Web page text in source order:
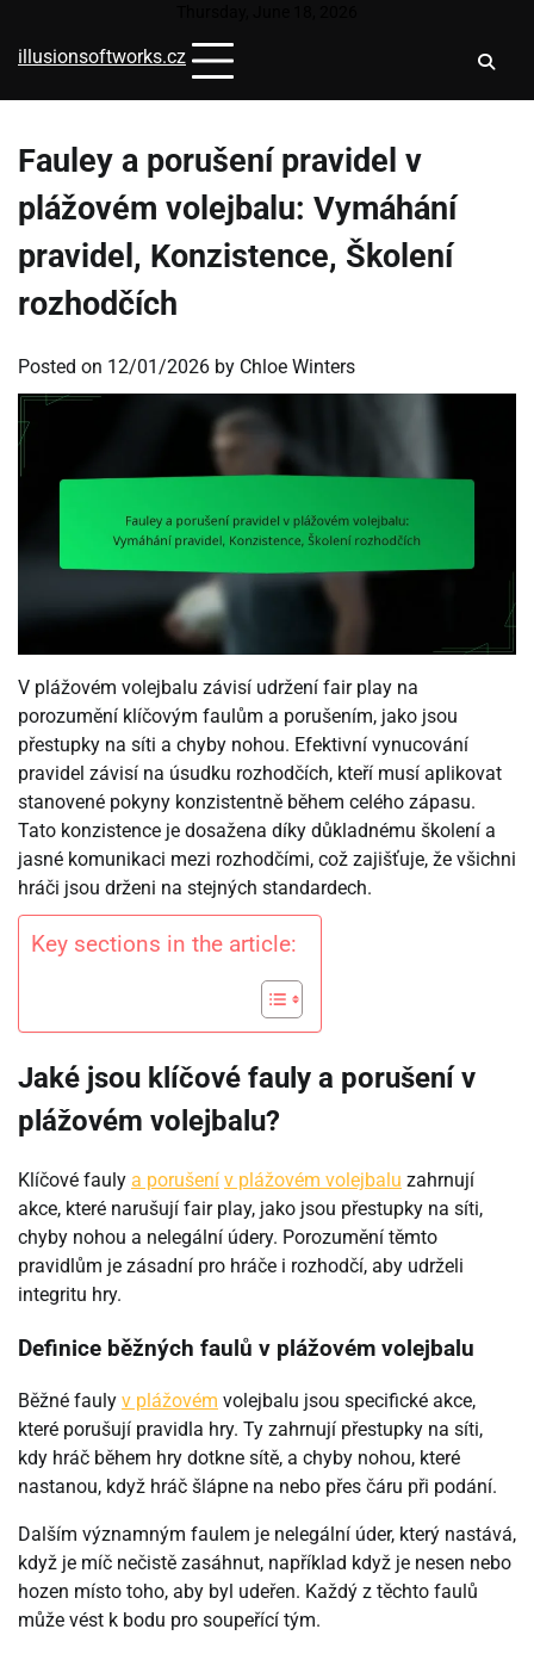
content
illusionsoftworks.cz
Fauley a porušení pravidel v
plážovém volejbalu: Vymáhání
pravidel, Konzistence, Školení
rozhodčích
Posted on 12/01/2026 by Chloe Winters
V plážovém volejbalu závisí udržení fair play na
porozumění klíčovým faulům a porušením, jako jsou
přestupky na síti a chyby nohou. Efektivní vynucování
pravidel závisí na úsudku rozhodčích, kteří musí aplikovat
stanovené pokyny konzistentně během celého zápasu.
Tato konzistence je dosažena díky důkladnému školení a
jasné komunikaci mezi rozhodčími, což zajišťuje, že všichni
hráči jsou drženi na stejných standardech.
Key sections in the article:
Jaké jsou klíčové fauly a porušení v
plážovém volejbalu?
Klíčové fauly a porušení v plážovém volejbalu zahrnují
akce, které narušují fair play, jako jsou přestupky na síti,
chyby nohou a nelegální údery. Porozumění těmto
pravidlům je zásadní pro hráče i rozhodčí, aby udrželi
integritu hry.
Definice běžných faulů v plážovém volejbalu
Běžné fauly v plážovém volejbalu jsou specifické akce,
které porušují pravidla hry. Ty zahrnují přestupky na síti,
kdy hráč během hry dotkne sítě, a chyby nohou, které
nastanou, když hráč šlápne na nebo přes čáru při podání.
Dalším významným faulem je nelegální úder, který nastává,
když je míč nečistě zasáhnut, například když je nesen nebo
hozen místo toho, aby byl udeřen. Každý z těchto faulů
může vést k bodu pro soupeřící tým.